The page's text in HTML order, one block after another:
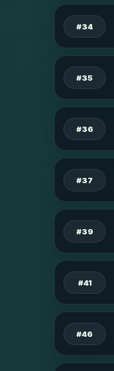
#34
#35
#36
#37
#39
#41
#46